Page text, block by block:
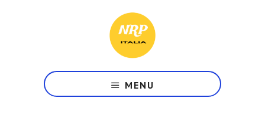
Tuo
Punto
MENU